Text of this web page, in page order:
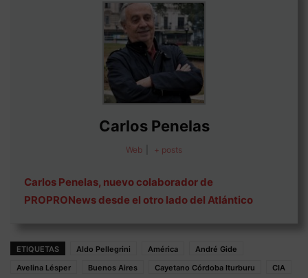
Carlos Penelas
Web + posts
Carlos Penelas, nuevo colaborador de
PROPRONews desde el otro lado del Atlántico
ETIQUETAS Aldo Pellegrini América
André Gide
Avelina Lésper
Buenos Aires Cayetano Córdoba Iturburu
CIA